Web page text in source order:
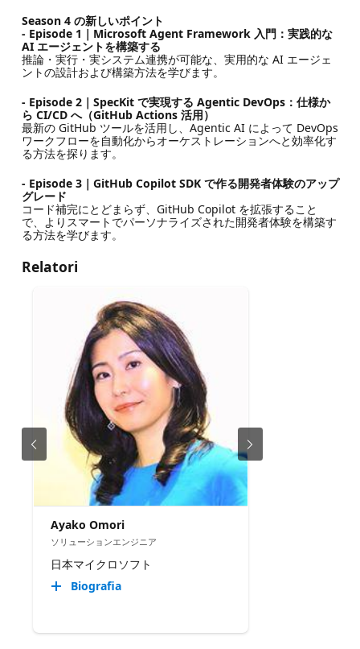
Season 4 の新しいポイント
- Episode 1｜Microsoft Agent Framework 入門：実践的な
AI エージェントを構築する
推論・実行・実システム連携が可能な、実用的な AI エージェ
ントの設計および構築方法を学びます。
- Episode 2｜SpecKit で実現する Agentic DevOps：仕様か
ら CI/CD へ（GitHub Actions 活用）
最新の GitHub ツールを活用し、Agentic AI によって DevOps
ワークフローを自動化からオーケストレーションへと効率化す
る方法を探ります。
- Episode 3｜GitHub Copilot SDK で作る開発者体験のアップ
グレード
コード補完にとどまらず、GitHub Copilot を拡張すること
で、よりスマートでパーソナライズされた開発者体験を構築す
る方法を学びます。
Relatori
Ayako Omori
ソリューションエンジニア
日本マイクロソフト
Biografia